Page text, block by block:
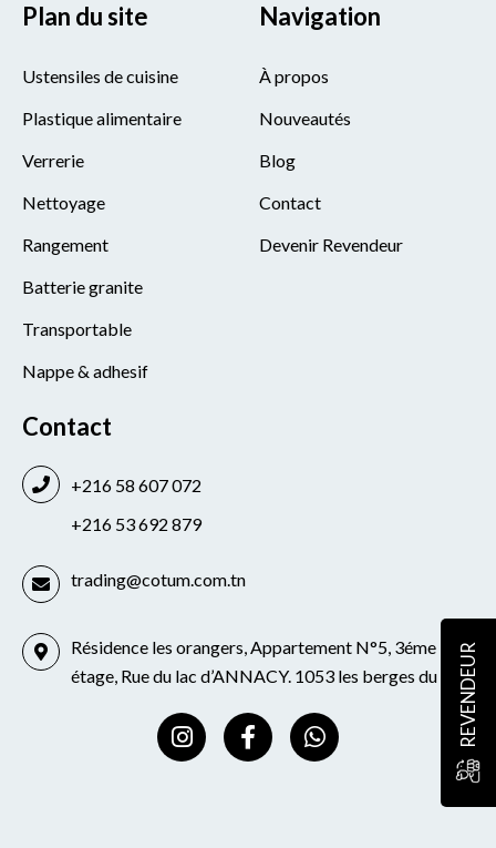
Plan du site
Ustensiles de cuisine
Plastique alimentaire
Verrerie
Nettoyage
Rangement
Batterie granite
Transportable
Nappe & adhesif
Navigation
À propos
Nouveautés
Blog
Contact
Devenir Revendeur
Contact
+216 58 607 072
+216 53 692 879
trading@cotum.com.tn
Résidence les orangers, Appartement N°5, 3éme
étage, Rue du lac d’ANNACY. 1053 les berges du lac
I
n
F
a
W
h
REVENDEUR